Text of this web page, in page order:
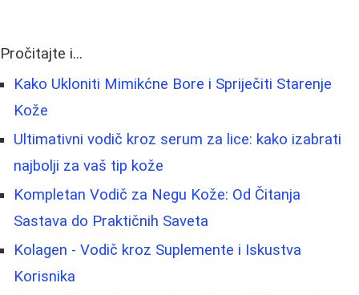
Pročitajte i...
Kako Ukloniti Mimikćne Bore i Spriječiti Starenje
Kože
Ultimativni vodič kroz serum za lice: kako izabrati
najbolji za vaš tip kože
Kompletan Vodič za Negu Kože: Od Čitanja
Sastava do Praktičnih Saveta
Kolagen - Vodič kroz Suplemente i Iskustva
Korisnika